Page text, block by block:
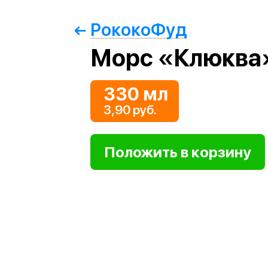
РококоФуд
Морс
330 мл
3,90 руб.